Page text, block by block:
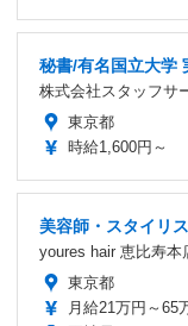
秘書/有名国立大学
株式会社スタッフサ
東京都
時給1,600円～
美容師・スタイリ
youres hair 恵比寿本
東京都
月給21万円～65